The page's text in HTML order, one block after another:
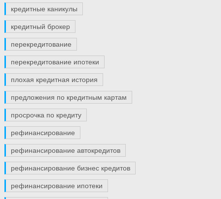
кредитные каникулы
кредитный брокер
перекредитование
перекредитование ипотеки
плохая кредитная история
предложения по кредитным картам
просрочка по кредиту
рефинансирование
рефинансирование автокредитов
рефинансирование бизнес кредитов
рефинансирование ипотеки